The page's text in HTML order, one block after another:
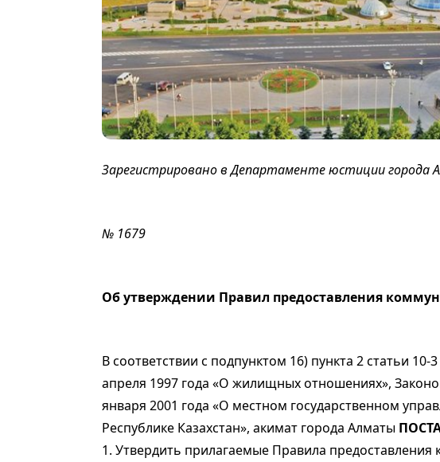
Зарегистрировано в Департаменте юстиции города
№ 1679
Об утверждении Правил предоставления
В соответствии с подпунктом 16) пункта 2 статьи 10-
апреля 1997 года «О жилищных отношениях»,
января 2001 года «О местном государственном
Республике Казахстан», акимат города Алматы
1. Утвердить прилагаемые Правила предоставления